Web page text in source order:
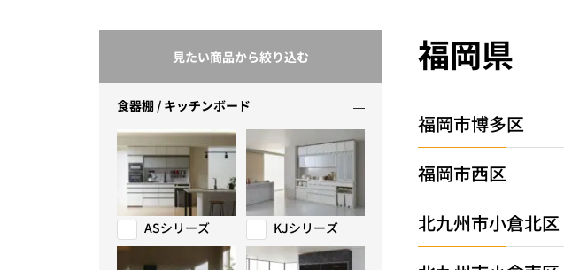
見たい商品から絞り込む
食器棚 / キッチンボード
ASシリーズ KJシリーズ
福岡県
福岡市博多区
福岡市西区
北九州市小倉北区